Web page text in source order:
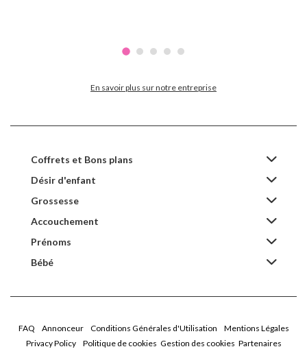
En savoir plus sur notre entreprise
Coffrets et Bons plans
Désir d'enfant
Grossesse
Accouchement
Prénoms
Bébé
FAQ Annonceur Conditions Générales d'Utilisation
Mentions Légales
Privacy Policy
Politique de cookies Gestion des cookies Partenaires